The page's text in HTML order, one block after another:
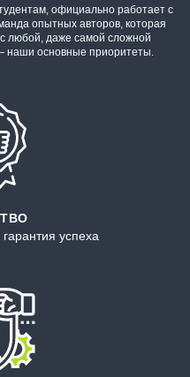
официально работает с
опытных авторов, которая
любой, даже самой сложной
наши основные приоритеты.
успеха